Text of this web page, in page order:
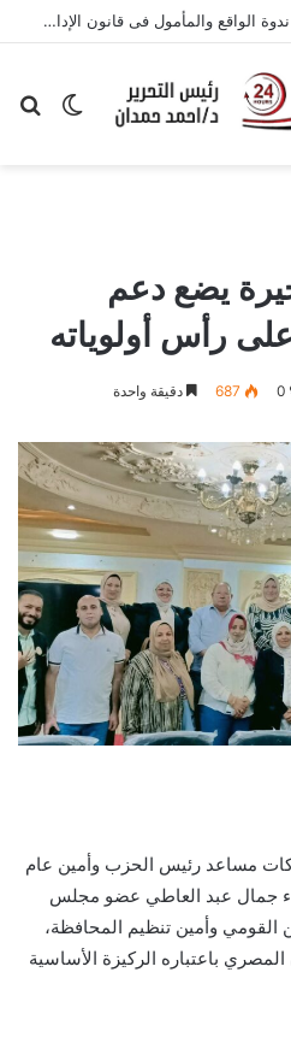
أ حماة الوطن بالبحيرة ينظم ندوة الواقع والمأمول فى قانون الإدارة المحلية
الوضع
يضع دعم
على رأس أولوياته
0
687 دقيقة واحدة
مساعد رئيس الحزب وأمين عام
جمال عبد العاطي عضو مجلس
القومي وأمين تنظيم المحافظة،
المصري باعتباره الركيزة الأساسية